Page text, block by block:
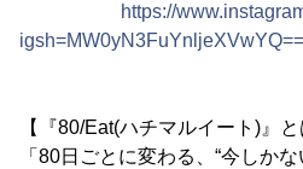
https://
igsh=MW0yN3FuYnljeXVwYQ==
【『80/Eat(ハチマルイート)』と
「80日ごとに変わる、“今しか